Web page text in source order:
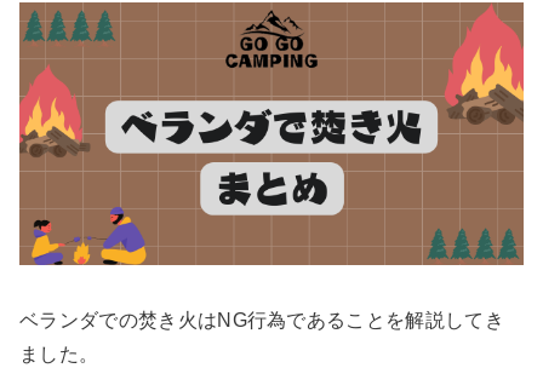
ベランダでの焚き火はNG行為であることを解説してき
ました。